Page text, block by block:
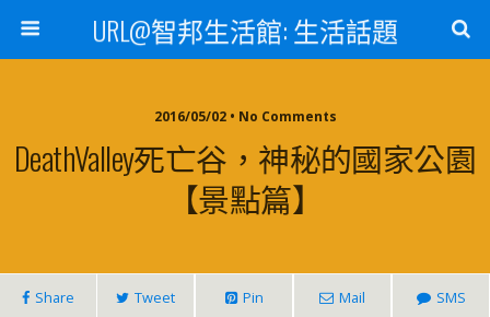
URL@智邦生活館: 生活話題
2016/05/02 • No Comments
DeathValley死亡谷，神秘的國家公園
【景點篇】
Share Tweet Pin Mail SMS